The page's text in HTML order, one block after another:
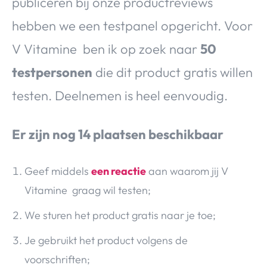
hebben we een testpanel opgericht. Voor
V Vitamine ben ik op zoek naar50
testpersonen die dit product gratis willen
testen. Deelnemen is heel eenvoudig.
Er zijn nog 14 plaatsen beschikbaar
Geef middels een reactieaan waarom jij V
Vitamine graag wil testen;
We sturen het product gratis naar je toe;
Je gebruikt het product volgens de
voorschriften;